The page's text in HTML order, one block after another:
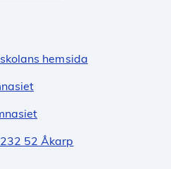
hemsida
52 Åkarp